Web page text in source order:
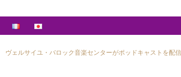
ヴェルサイユ・バロック音楽センターがポッドキャストを配信